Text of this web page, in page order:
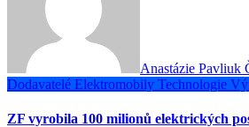
Anastázie Pavliuk
Dodavatelé Elektromobily Technologie
ZF vyrobila 100 milionů elektrických